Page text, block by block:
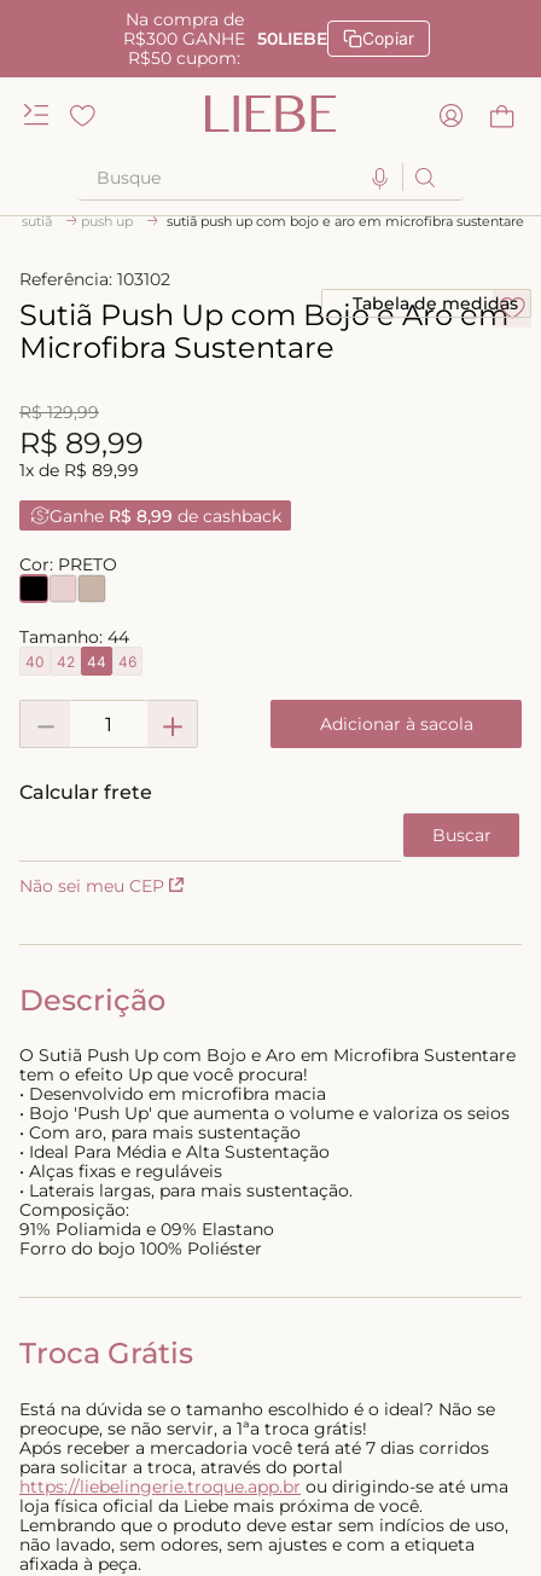
Na compra de
R$300 GANHE
R$50 cupom:
50LIEBE Copiar
sutiã push up sutiã push up com bojo e aro em microfibra sustentare
Referência: 103102
Sutiã Push Up com Bojo e Aro em
Microfibra Sustentare
R$ 129,99
R$ 89,99
1x de R$ 89,99
Ganhe R$ 8,99 de cashback
Tabela de medidas
Cor: PRETO
Tamanho: 44
40 42 44 46
＋
－ Adicionar à sacola
Não sei meu CEP
Descrição
O Sutiã Push Up com Bojo e Aro em Microfibra Sustentare
tem o efeito Up que você procura!
• Desenvolvido em microfibra macia
• Bojo 'Push Up' que aumenta o volume e valoriza os seios
• Com aro, para mais sustentação
• Ideal Para Média e Alta Sustentação
• Alças fixas e reguláveis
• Laterais largas, para mais sustentação.
Composição:
91% Poliamida e 09% Elastano
Forro do bojo 100% Poliéster
Troca Grátis
Está na dúvida se o tamanho escolhido é o ideal? Não se
preocupe, se não servir, a 1ªa troca grátis!
Após receber a mercadoria você terá até 7 dias corridos
para solicitar a troca, através do portal
https://liebelingerie.troque.app.br ou dirigindo-se até uma
loja física oficial da Liebe mais próxima de você.
Lembrando que o produto deve estar sem indícios de uso,
não lavado, sem odores, sem ajustes e com a etiqueta
afixada à peça.
TERMOS MAIS BUSCADOS
kiss me
camisola
sutiã
anatomic
calcinha alta
triangulo
short doll
biquini
calcinha